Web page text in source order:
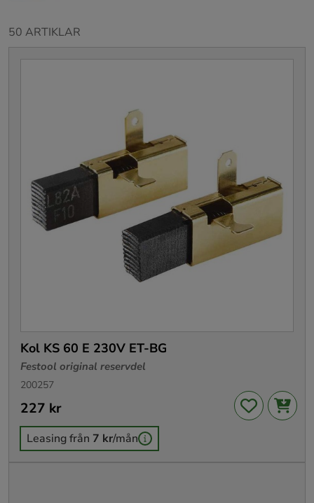
50 ARTIKLAR
Kol KS 60 E 230V ET-BG
Festool original reservdel
200257
Pris: 227 kr
227 kr
Leasing från 7 kr/mån